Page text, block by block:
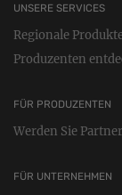
UNSERE SERVICES
Regionale
Produzenten
FÜR PRODUZENTEN
Werden Sie
FÜR UNTERNEHMEN